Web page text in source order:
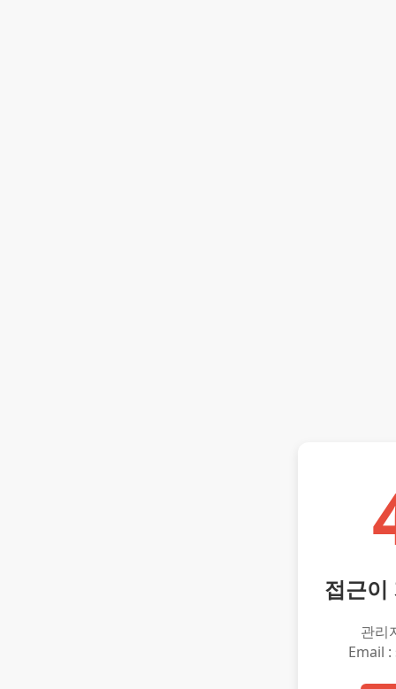
접근이
관리
Email